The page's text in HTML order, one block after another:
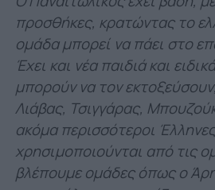
προσθήκες, κρατώντας το
ομάδα μπορεί να πάει στο
Έχει και νέα παιδιά και
μπορούν να τον
Λιάβας, Τσιγγάρας,
ακόμα περισσότεροι
χρησιμοποιούνται από τις
βλέπουμε ομάδες όπως ο